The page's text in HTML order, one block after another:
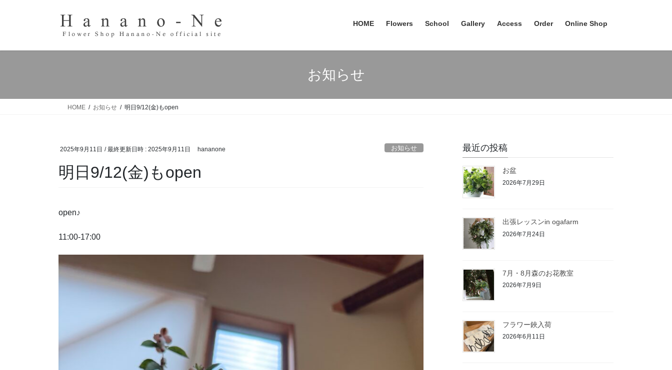
ツ
ッ
シ
移
HOME Flowers School Gallery Access Order Online Shop
お知らせ
HOME お知らせ 明日9/12(金)もopen
2025年9月11日 / 最終更新日時 : 2025年9月11日 hananone お知らせ
明日9/12(金)もopen
open♪
11:00-17:00
最近の投稿
お盆
2026年7月29日
出張レッスンin ogafarm
2026年7月24日
7月・8月森のお花教室
2026年7月9日
フラワー鋏入荷
2026年6月11日